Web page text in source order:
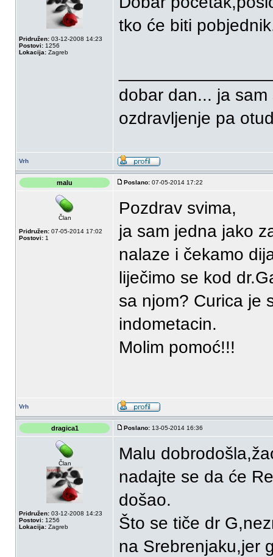
Pridružen: 03-12-2008 14:23
Postovi: 1256
Lokacija: Zagreb
tko će biti
dobar dan... ja
ozdravljenje pa
Vrh
malu Poslano: 07-05-2014 17:22
Član
Pridružen: 07-05-2014 17:02
Postovi: 1
Pozdrav svima,
ja sam jedna jako
nalaze i čekamo
liječimo se kod
sa njom? Curica je
indometacin.
Molim pomoć!!!
Vrh
dragica1 Poslano: 13-05-2014 16:36
Član
Pridružen: 03-12-2008 14:23
Postovi: 1256
Lokacija: Zagreb
Malu
nadajte se da će
došao.
Što se tiče dr
na Srebrenjaku,jer